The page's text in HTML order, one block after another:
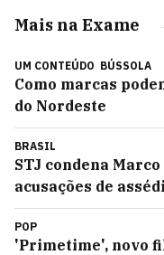
Mais na Exame
UM CONTEÚDO BÚSSOLA
Como marcas
do Nordeste
BRASIL
STJ condena
acusações de
POP
'Primetime', novo